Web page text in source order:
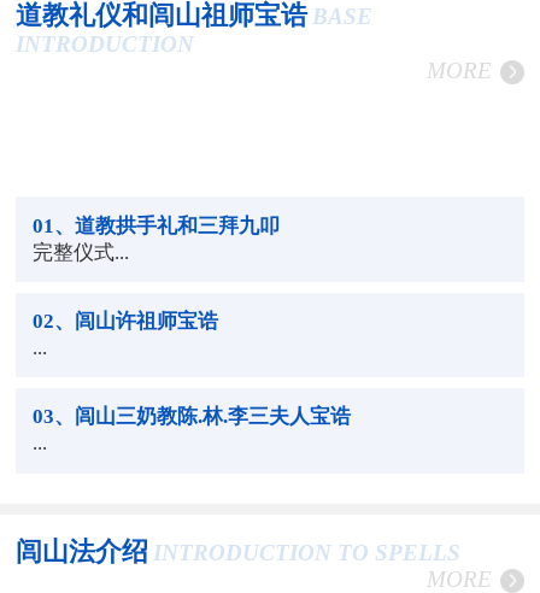
道教礼仪和闾山祖师宝诰 BASE
INTRODUCTION
MORE
01 、道教拱手礼和三拜九叩
完整仪式...
02、闾山许祖师宝诰
...
03、闾山三奶教陈.林.李三夫人宝诰
...
闾山法介绍 INTRODUCTION TO SPELLS
MORE